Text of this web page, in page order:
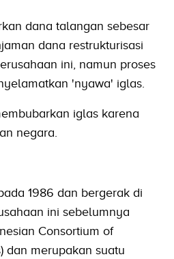
dana talangan sebesar
dana restrukturisasi
ini, namun proses
'nyawa' iglas.
iglas karena
negara.
1986 dan bergerak di
ini sebelumnya
Consortium of
dan merupakan suatu